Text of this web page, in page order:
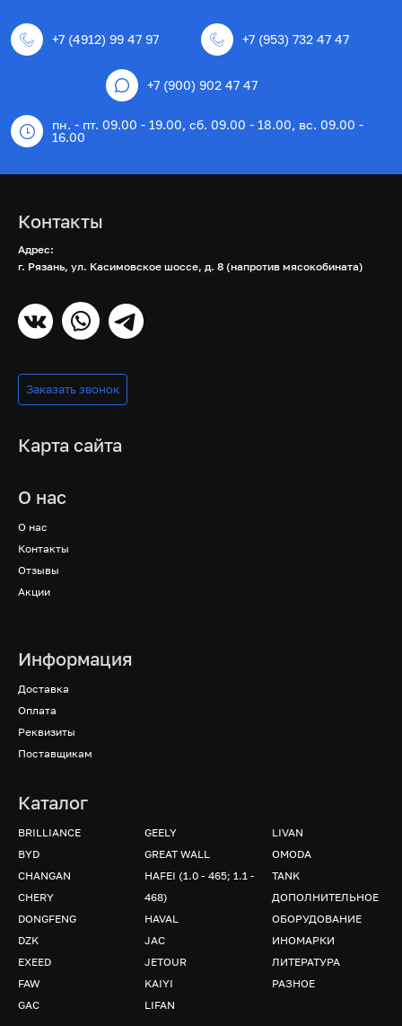
+7 (4912) 99 47 97 +7 (953) 732 47 47
+7 (900) 902 47 47
пн. - пт. 09.00 - 19.00, сб. 09.00 - 18.00, вс. 09.00 -
16.00
Контакты
Адрес:
г. Рязань, ул. Касимовское шоссе, д. 8 (напротив мясокобината)
Заказать звонок
Карта сайта
О нас
О нас
Контакты
Отзывы
Акции
Информация
Доставка
Оплата
Реквизиты
Поставщикам
Каталог
BRILLIANCE
BYD
CHANGAN
CHERY
DONGFENG
DZK
EXEED
FAW
GAC
GEELY
GREAT WALL
HAFEI (1.0 - 465; 1.1 -
468)
HAVAL
JAC
JETOUR
KAIYI
LIFAN
LIVAN
OMODA
TANK
ДОПОЛНИТЕЛЬНОЕ
ОБОРУДОВАНИЕ
ИНОМАРКИ
ЛИТЕРАТУРА
РАЗНОЕ